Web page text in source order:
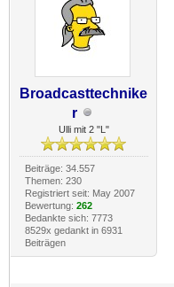
Broadcasttechnike
r
Ulli mit 2 "L"
Beiträge: 34.557
Themen: 230
Registriert seit: May 2007
Bewertung: 262
Bedankte sich: 7773
8529x gedankt in 6931
Beiträgen